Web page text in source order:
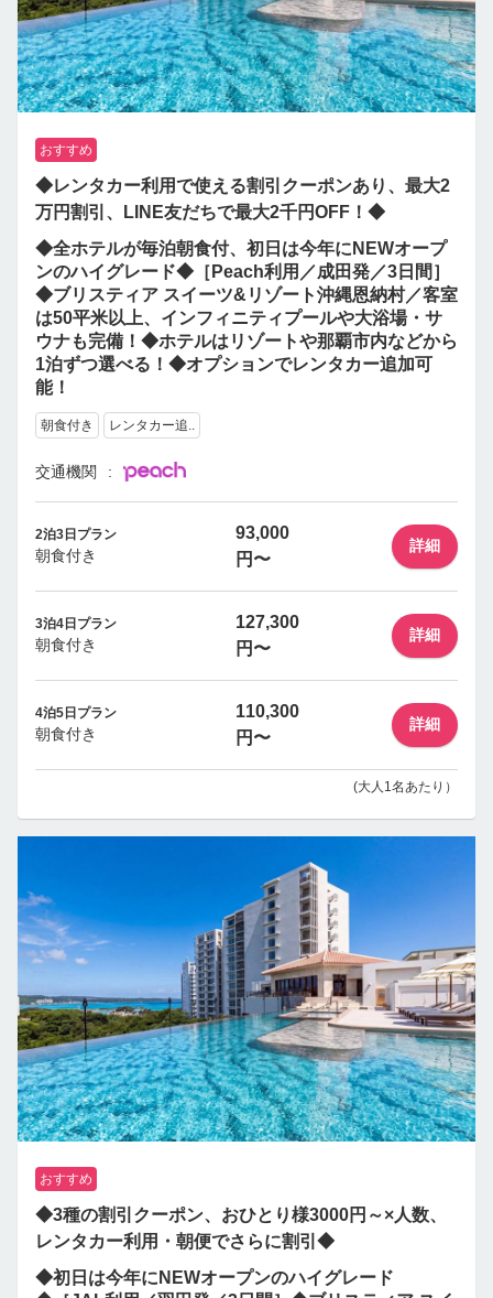
おすすめ
◆レンタカー利用で使える割引クーポンあり、最大2
万円割引、LINE友だちで最大2千円OFF！◆
◆全ホテルが毎泊朝食付、初日は今年にNEWオープ
ンのハイグレード◆［Peach利用／成田発／3日間］
◆ブリスティア スイーツ&リゾート沖縄恩納村／客室
は50平米以上、インフィニティプールや大浴場・サ
ウナも完備！◆ホテルはリゾートや那覇市内などから
1泊ずつ選べる！◆オプションでレンタカー追加可
能！
朝食付き レンタカー追..
交通機関
2泊3日プラン
朝食付き
93,000
円〜
詳細
3泊4日プラン
朝食付き
127,300
円〜
詳細
4泊5日プラン
朝食付き
110,300
円〜
詳細
(大人1名あたり）
おすすめ
◆3種の割引クーポン、おひとり様3000円～×人数、
レンタカー利用・朝便でさらに割引◆
◆初日は今年にNEWオープンのハイグレード